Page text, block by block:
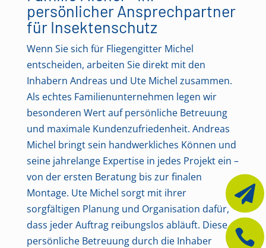


persönlicher Ansprechpartner
für Insektenschutz
Wenn Sie sich für Fliegengitter Michel
entscheiden, arbeiten Sie direkt mit den
Inhabern Andreas und Ute Michel zusammen.
Als echtes Familienunternehmen legen wir
besonderen Wert auf persönliche Betreuung
und maximale Kundenzufriedenheit. Andreas
Michel bringt sein handwerkliches Können und
seine jahrelange Expertise in jedes Projekt ein –
von der ersten Beratung bis zur finalen
Montage. Ute Michel sorgt mit ihrer
sorgfältigen Planung und Organisation dafür,
dass jeder Auftrag reibungslos abläuft. Diese
persönliche Betreuung durch die Inhaber